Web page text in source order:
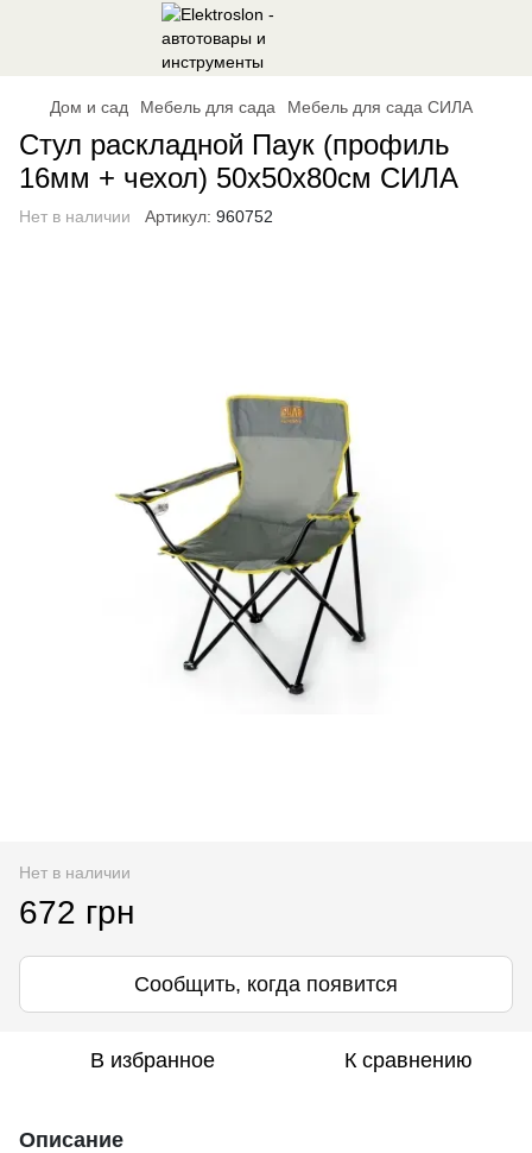
Дом и сад Мебель для сада Мебель для сада СИЛА
Стул раскладной Паук (профиль
16мм + чехол) 50х50х80см СИЛА
Нет в наличии Артикул: 960752
Нет в наличии
672 грн
Сообщить, когда появится
В избранное К сравнению
Описание